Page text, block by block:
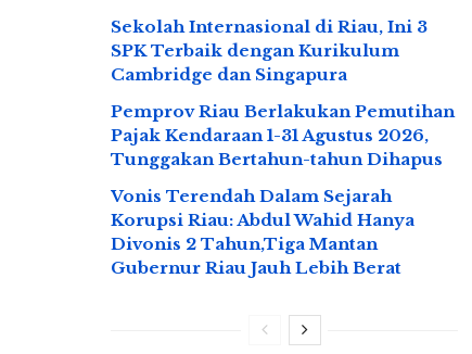
Sekolah Internasional di Riau, Ini 3
SPK Terbaik dengan Kurikulum
Cambridge dan Singapura
Pemprov Riau Berlakukan Pemutihan
Pajak Kendaraan 1-31 Agustus 2026,
Tunggakan Bertahun-tahun Dihapus
Vonis Terendah Dalam Sejarah
Korupsi Riau: Abdul Wahid Hanya
Divonis 2 Tahun,Tiga Mantan
Gubernur Riau Jauh Lebih Berat